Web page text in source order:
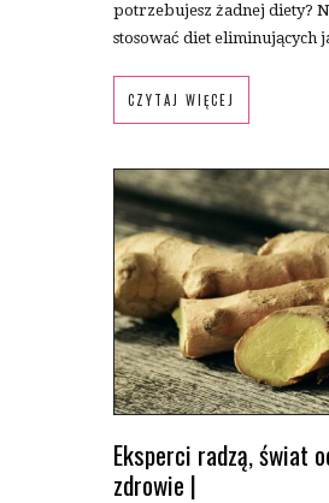
potrzebujesz żadnej diety?
stosować diet eliminujących
CZYTAJ WIĘCEJ
Eksperci radzą,świat
zdrowie |